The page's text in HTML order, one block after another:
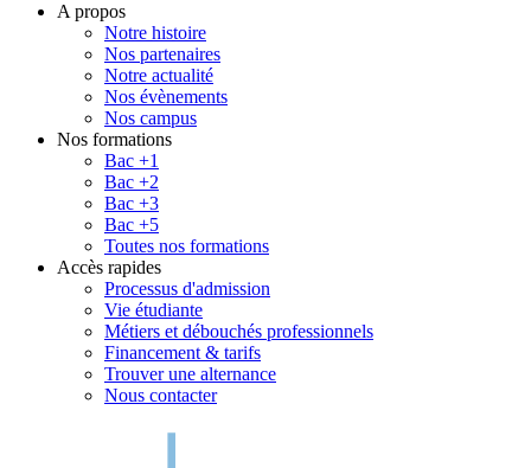
A propos
Notre histoire
Nos partenaires
Notre actualité
Nos évènements
Nos campus
Nos formations
Bac +1
Bac +2
Bac +3
Bac +5
Toutes nos formations
Accès rapides
Processus d'admission
Vie étudiante
Métiers et débouchés professionnels
Financement & tarifs
Trouver une alternance
Nous contacter